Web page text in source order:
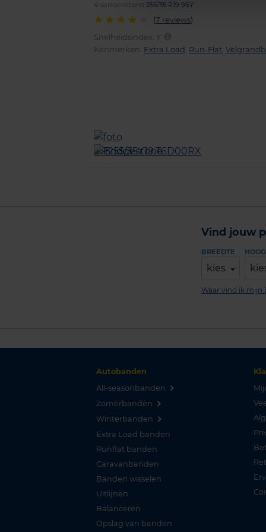
4-seizoensband 255/35 R19 96Y
(7 reviews)
Snelheidsindex: Y
Kenmerken: Extra Load Run-Flat
Vind jouw
BREEDTE
kies
Waar vind ik mijn
Autobanden
All-seasonbanden
Zomerbanden
Winterbanden
Extra Load banden
Runflat banden
Caravanbanden
Banden wisselen
Uitlijnen
Balanceren
Opslag van banden